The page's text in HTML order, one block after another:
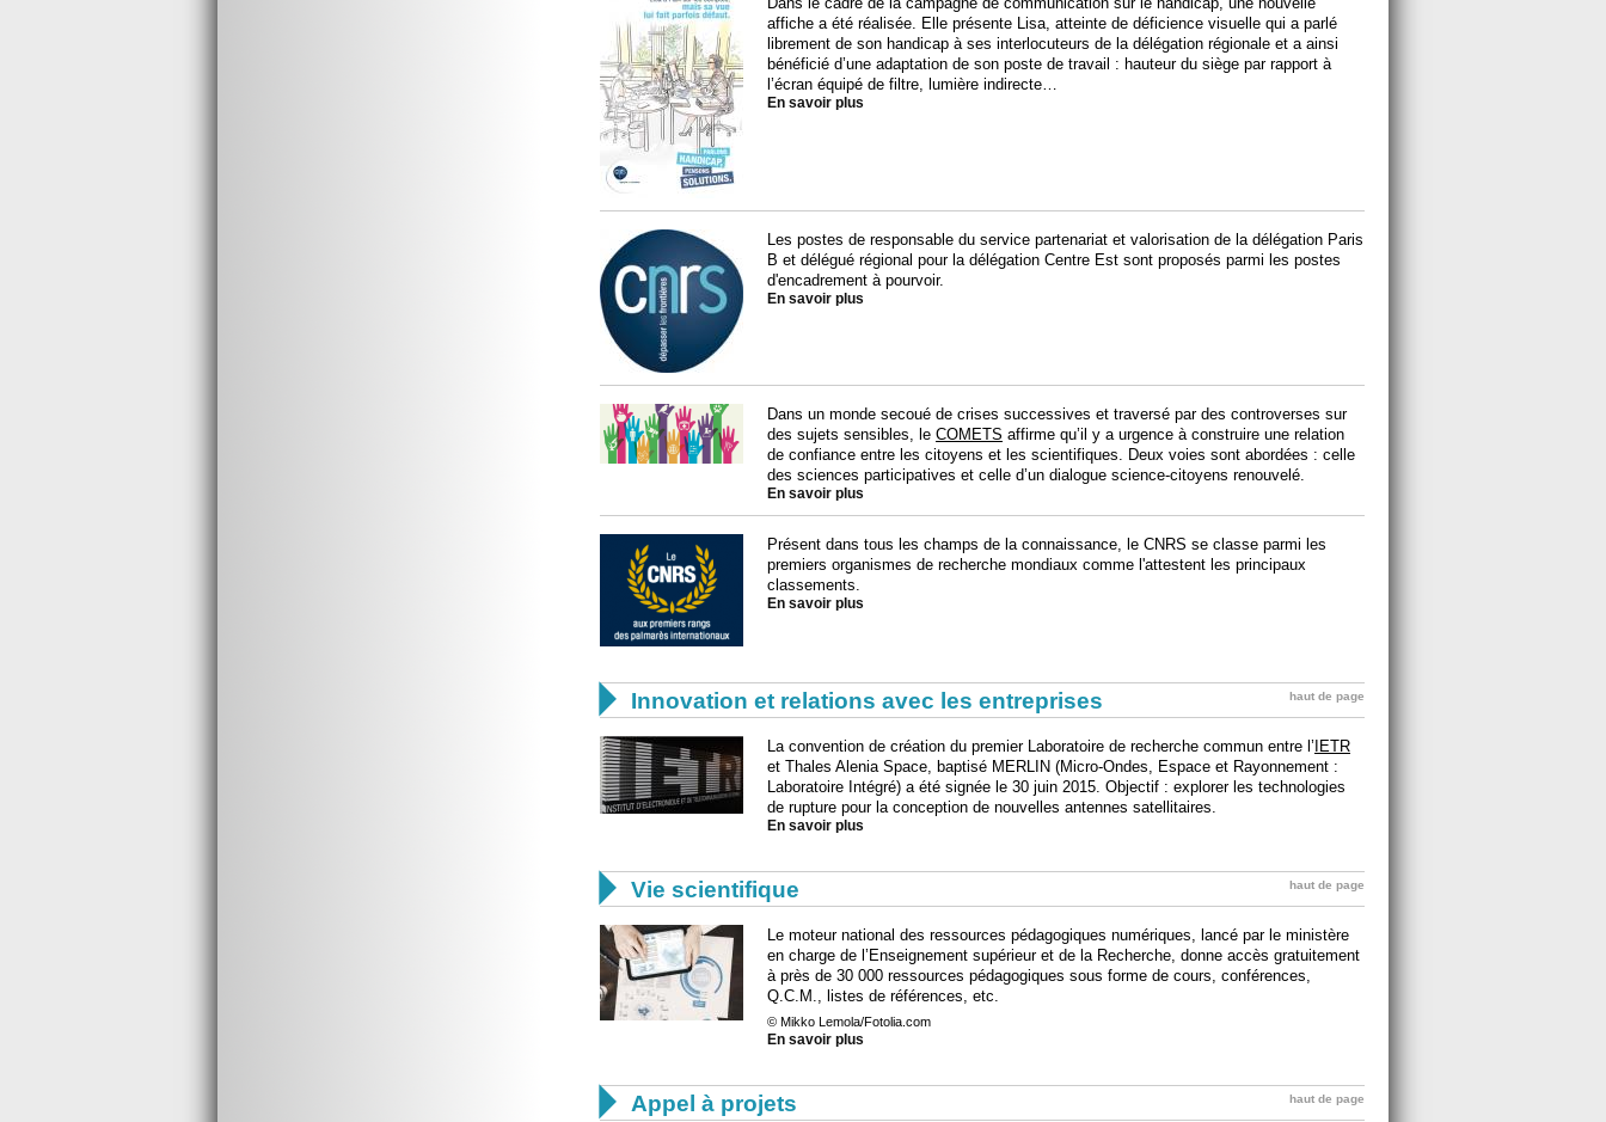
affiche a été réalisée. Elle présente Lisa, atteinte de déficience visuelle qui a parlé
librement de son handicap à ses interlocuteurs de la délégation régionale et a ainsi
bénéficié d’une adaptation de son poste de travail : hauteur du siège par rapport à
l’écran équipé de filtre, lumière indirecte…
En savoir plus
Les postes de responsable du service partenariat et valorisation de la délégation Paris
B et délégué régional pour la délégation Centre Est sont proposés parmi les postes
d'encadrement à pourvoir.
En savoir plus
Dans un monde secoué de crises successives et traversé par des controverses sur
des sujets sensibles, le COMETS affirme qu’il y a urgence à construire une relation
de confiance entre les citoyens et les scientifiques. Deux voies sont abordées : celle
des sciences participatives et celle d’un dialogue science-citoyens renouvelé.
En savoir plus
Présent dans tous les champs de la connaissance, le CNRS se classe parmi les
premiers organismes de recherche mondiaux comme l'attestent les principaux
classements.
En savoir plus
 Innovation et relations avec les entreprises haut de page
La convention de création du premier Laboratoire de recherche commun entre l’IETR
et Thales Alenia Space, baptisé MERLIN (Micro-Ondes, Espace et Rayonnement :
Laboratoire Intégré) a été signée le 30 juin 2015. Objectif : explorer les technologies
de rupture pour la conception de nouvelles antennes satellitaires.
En savoir plus
 Vie scientifique haut de page
Le moteur national des ressources pédagogiques numériques, lancé par le ministère
en charge de l’Enseignement supérieur et de la Recherche, donne accès gratuitement
à près de 30 000 ressources pédagogiques sous forme de cours, conférences,
Q.C.M., listes de références, etc.
© Mikko Lemola/Fotolia.com
En savoir plus
 Appel à projets haut de page